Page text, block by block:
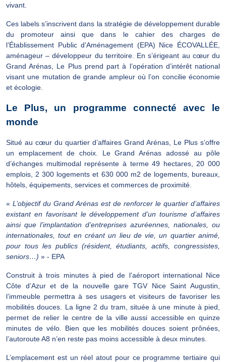
vivant.
Ces labels s’inscrivent dans la stratégie de développement durable
du promoteur ainsi que dans le cahier des charges de
l’Établissement Public d’Aménagement (EPA) Nice ÉCOVALLÉE,
aménageur – développeur du territoire. En s’érigeant au cœur du
Grand Arénas, Le Plus prend part à l’opération d’intérêt national
visant une mutation de grande ampleur où l’on concilie économie
et écologie.
Le Plus, un programme connecté avec le
monde
Situé au cœur du quartier d’affaires Grand Arénas, Le Plus s’offre
un emplacement de choix. Le Grand Arénas adossé au pôle
d’échanges multimodal représente à terme 49 hectares, 20 000
emplois, 2 300 logements et 630 000 m2 de logements, bureaux,
hôtels, équipements, services et commerces de proximité.
« L’objectif du Grand Arénas est de renforcer le quartier d’affaires
existant en favorisant le développement d’un tourisme d’affaires
ainsi que l’implantation d’entreprises azuréennes, nationales, ou
internationales, tout en créant un lieu de vie, un quartier animé,
pour tous les publics (résident, étudiants, actifs, congressistes,
seniors…) » - EPA
Construit à trois minutes à pied de l’aéroport international Nice
Côte d’Azur et de la nouvelle gare TGV Nice Saint Augustin,
l’immeuble permettra à ses usagers et visiteurs de favoriser les
mobilités douces. La ligne 2 du tram, située à une minute à pied,
permet de relier le centre de la ville aussi accessible en quinze
minutes de vélo. Bien que les mobilités douces soient prônées,
l’autoroute A8 n’en reste pas moins accessible à deux minutes.
L’emplacement est un réel atout pour ce programme tertiaire qui